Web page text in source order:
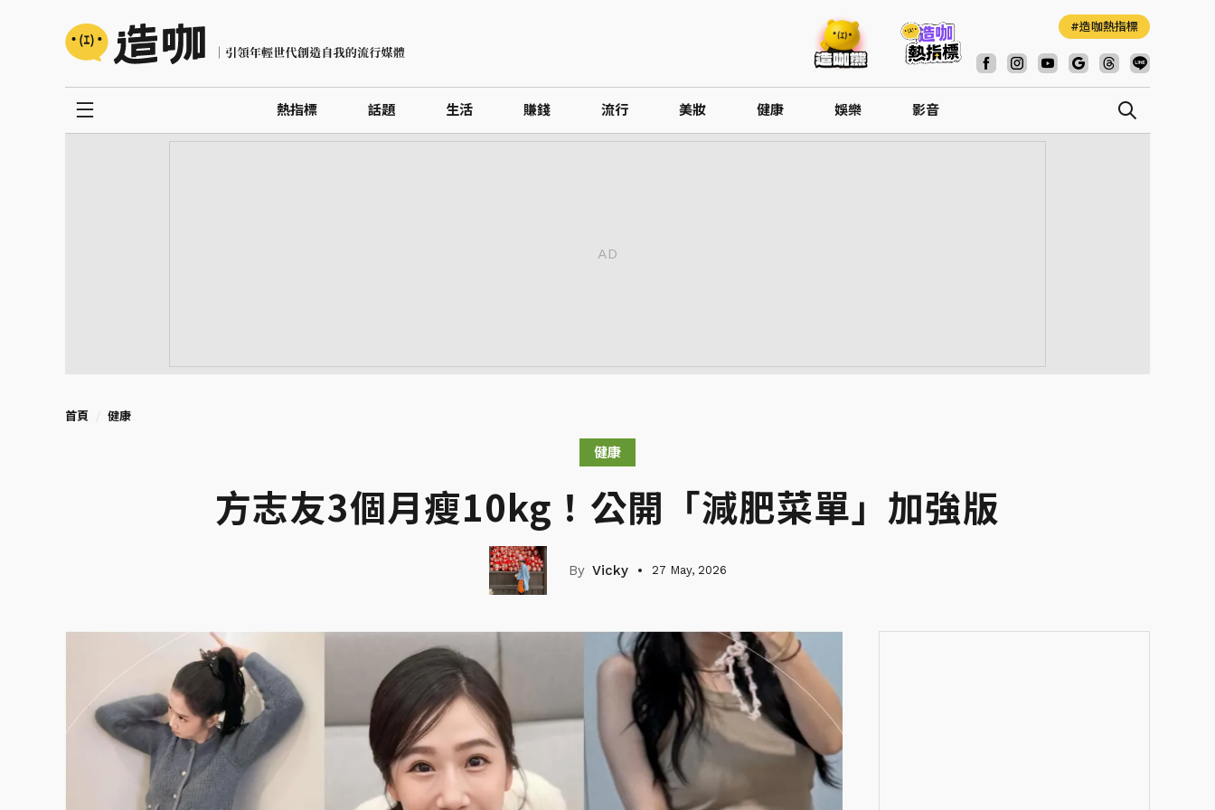
造咖熱指標
熱指標 話題 生活 賺錢 流行 美妝 健康 娛樂 影音
首頁 健康
健康
方志友3個月瘦10kg！公開「減肥菜單」加強版
Vicky 27 May, 2026